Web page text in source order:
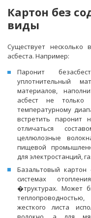
Картон без
виды
Существует несколько
асбеста. Например:
Паронит
уплотнительный
материалов,
асбест не
температурному
встретить паронит
отличаться
целлюлозные
пищевой
для электростанций,
Базальтовый картон
системах
�труктурах. Может
жесткого листа